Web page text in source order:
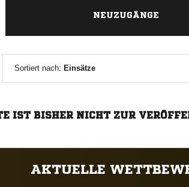
NEUZUGÄNGE
Sortiert nach: Einsätze
IST BISHER NICHT ZUR
AKTUELLE